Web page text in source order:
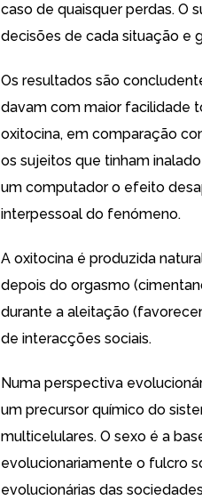
caso de quaisquer perdas. O
decisões de cada situação e
Os resultados são
davam com maior facilidade
oxitocina, em comparação
os sujeitos que tinham
um computador o efeito
interpessoal do fenómeno.
A oxitocina é produzida
depois do orgasmo
durante a aleitação
de interacções sociais.
Numa perspectiva
um precursor químico do
multicelulares. O sexo é a
evolucionariamente o fulcro
evolucionárias das